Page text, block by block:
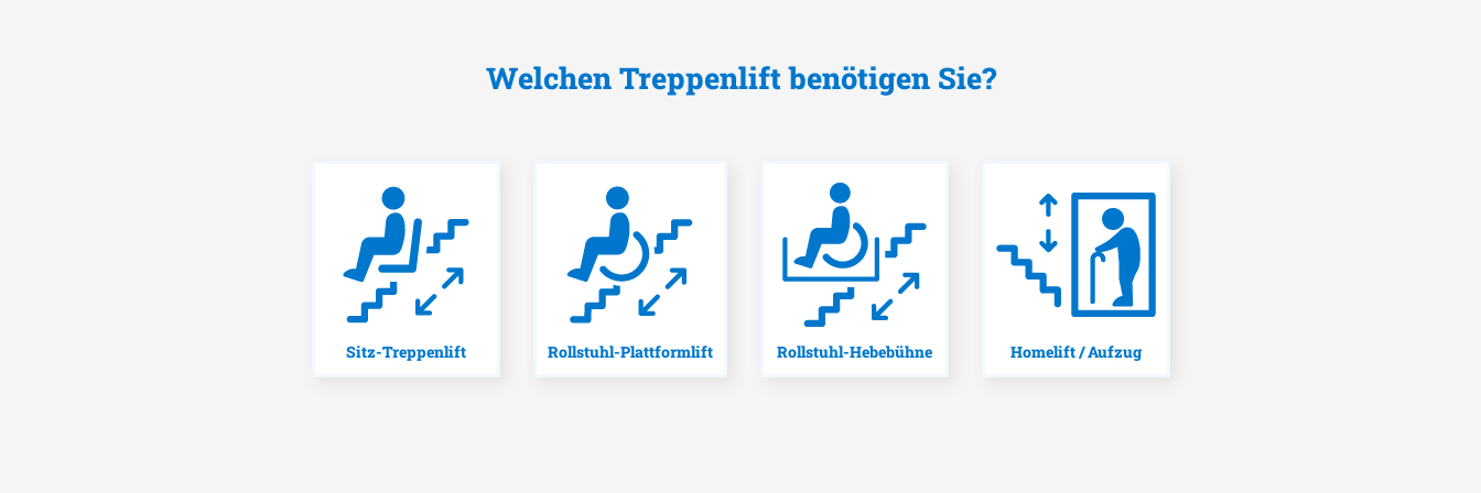
Welchen Treppenlift benötigen Sie?
Sitz-Treppenlift Rollstuhl-Plattformlift Rollstuhl-Hebebühne Homelift / Aufzug